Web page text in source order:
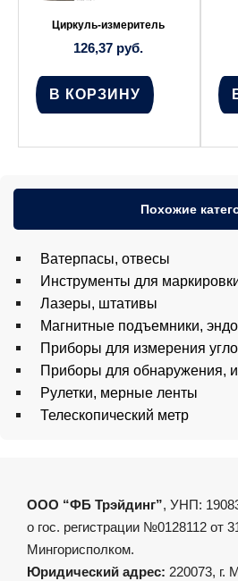
Циркуль-измеритель
126,37 руб.
В КОРЗИНУ
Похожие
Ватерпасы, отвесы
Инструменты для
Лазеры, штативы
Магнитные подъемники,
Приборы для измерения
Приборы для обнаружения,
Рулетки, мерные ленты
Телескопический метр
ООО “ФБ Трэйдинг”, УНП:
о гос. регистрации №0128112 от
Мингорисполком.
Юридический адрес: 220073, г.